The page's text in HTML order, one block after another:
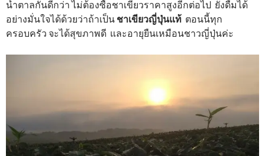
น้ำตาลกันดีกว่า ไม่ต้องซื้อชาเขียวราคาสูงอีกต่อไป ยังดื่มได้
อย่างมั่นใจได้ด้วยว่าถ้าเป็น ชาเขียวญี่ปุ่นแท้ ตอนนี้ทุก
ครอบครัว จะได้สุขภาพดี และอายุยืนเหมือนชาวญี่ปุ่นค่ะ